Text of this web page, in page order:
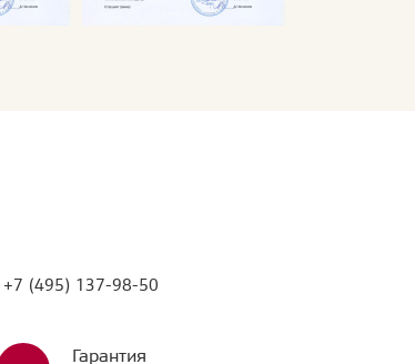
+7 (495) 137-98-50
Гарантия